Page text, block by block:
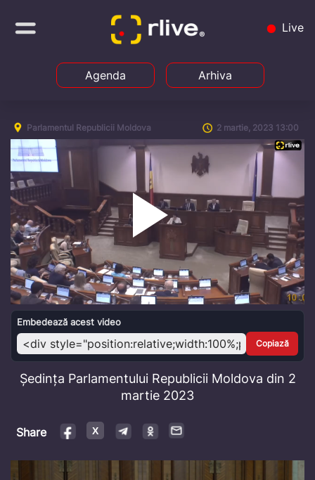
Live
Agenda Arhiva
Parlamentul Republicii Moldova 2 martie, 2023 13:00
Play
Video
Embedează acest video
Copiază
Ședința Parlamentului Republicii Moldova din 2
martie 2023
Share